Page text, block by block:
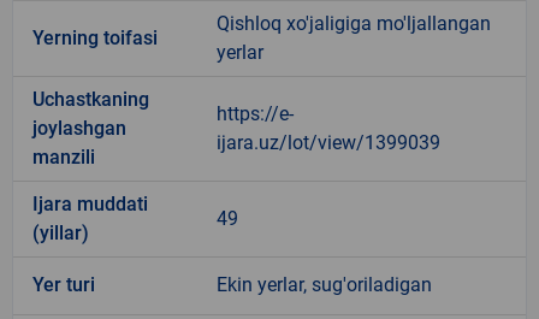
Yerning toifasi
Qishloq xo'jaligiga mo'ljallangan
yerlar
Uchastkaning
joylashgan
manzili
https://e-
ijara.uz/lot/view/1399039
Ijara muddati
(yillar)
49
Yer turi Ekin yerlar, sug'oriladigan